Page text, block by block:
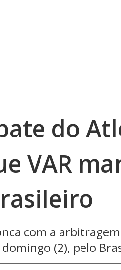
do
VAR
com a
(2), pelo